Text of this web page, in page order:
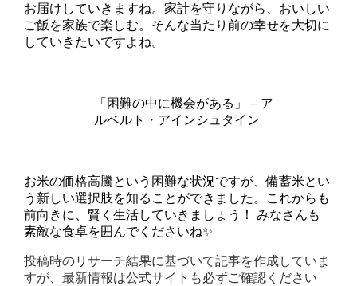
お届けしていきますね。家計を守りながら、おいしい
ご飯を家族で楽しむ。そんな当たり前の幸せを大切に
していきたいですよね。
「困難の中に機会がある」 – ア
ルベルト・アインシュタイン
お米の価格高騰という困難な状況ですが、備蓄米とい
う新しい選択肢を知ることができました。これからも
前向きに、賢く生活していきましょう！ みなさんも
素敵な食卓を囲んでくださいね✨
投稿時のリサーチ結果に基づいて記事を作成していま
すが、最新情報は公式サイトも必ずご確認ください